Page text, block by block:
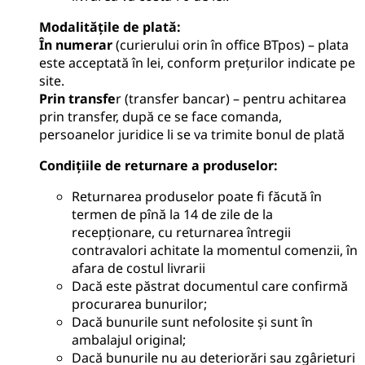
Modalitățile de plată:
În numerar(curierului orin în office BTpos) – plata
este acceptată în lei, conform prețurilor indicate pe
site.
Prin transfer (transfer bancar) – pentru achitarea
prin transfer, după ce se face comanda,
persoanelor juridice li se va trimite bonul de plată
Condițiile de returnare a produselor:
Returnarea produselor poate fi făcută în
termen de pînă la 14 de zile de la
recepționare, cu returnarea întregii
contravalori achitate la momentul comenzii, în
afara de costul livrarii
Dacă este păstrat documentul care confirmă
procurarea bunurilor;
Dacă bunurile sunt nefolosite și sunt în
ambalajul original;
Dacă bunurile nu au deteriorări sau zgârieturi